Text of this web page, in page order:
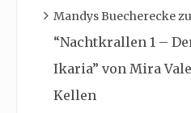
Mandys Buechereckezu
“Nachtkrallen 1 –
Ikaria” von Mira
Kellen